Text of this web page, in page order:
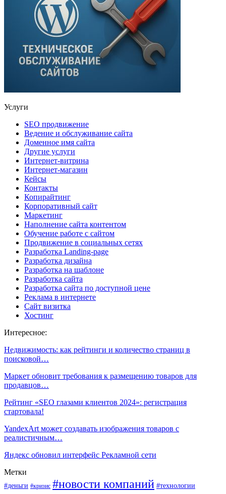
Услуги
SEO продвижение
Ведение и обслуживание сайта
Доменное имя сайта
Другие услуги
Интернет-витрина
Интернет-магазин
Кейсы
Контакты
Копирайтинг
Корпоративный сайт
Маркетинг
Наполнение сайта контентом
Обучение работе с сайтом
Продвижение в социальных сетях
Разработка Landing-page
Разработка дизайна
Разработка на шаблоне
Разработка сайта
Разработка сайта по доступной цене
Реклама в интернете
Сайт визитка
Хостинг
Интересное:
Недвижимость: как рейтинги и количество страниц в
поисковой…
Маркет обновит требования к размещению товаров для
продавцов…
Рейтинг «SEO глазами клиентов 2024»: регистрация
стартовала!
YandexArt может создавать изображения товаров с
реалистичным…
Яндекс обновил интерфейс Рекламной сети
Метки
#деньги #кризис #новости компаний #технологии